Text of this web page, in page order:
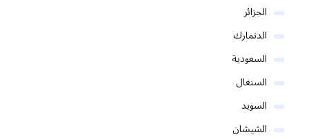
الجزائر
الدنمارك
السعودية
السنغال
السويد
الشيشان